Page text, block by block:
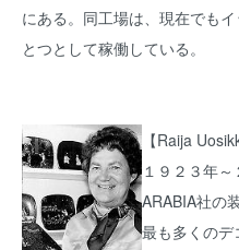
にある。同工場は、現在でも
とつとして稼働している。
【Raija
１９２３年
ARABIA社の
最も多くのデ